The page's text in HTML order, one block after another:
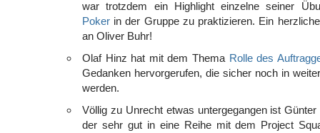
war trotzdem ein Highlight einzelne seiner
Poker in der Gruppe zu praktizieren. Ein
an Oliver Buhr!
Olaf Hinz hat mit dem Thema Rolle des
Gedanken hervorgerufen, die sicher noch in
werden.
Völlig zu Unrecht etwas untergegangen ist
der sehr gut in eine Reihe mit dem Project